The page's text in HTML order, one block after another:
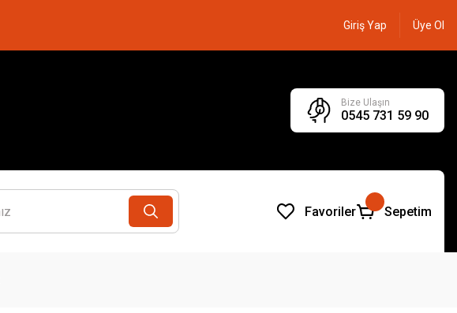
Giriş Yap Üye Ol
Bize Ulaşın
0545 731 59 90
Favoriler Sepetim